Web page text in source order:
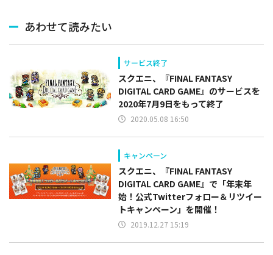
あわせて読みたい
サービス終了
スクエニ、『FINAL FANTASY
DIGITAL CARD GAME』のサービスを
2020年7月9日をもって終了
2020.05.08 16:50
キャンペーン
スクエニ、『FINAL FANTASY
DIGITAL CARD GAME』で「年末年
始！公式Twitterフォロー＆リツイー
トキャンペーン」を開催！
2019.12.27 15:19